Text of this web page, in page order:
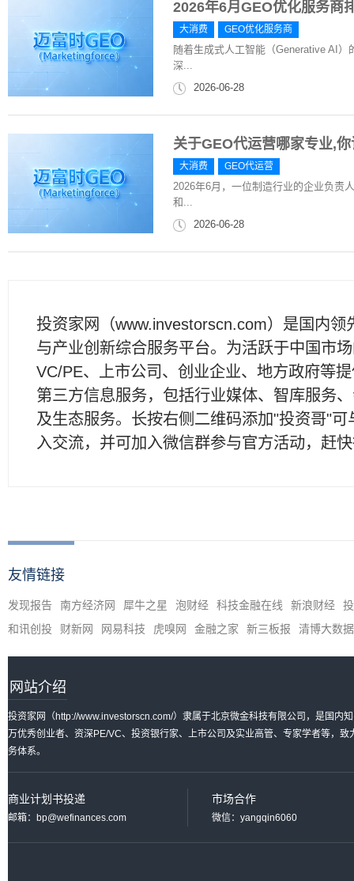
2026年6月GEO优化服务商
大消费 GEO优化服务商
随着生成式人工智能（Generative AI
深...
2026-06-28
关于GEO代运营哪家专业,
大消费 GEO代运营
2026年6月，一位制造行业的企业负责
和...
2026-06-28
投资家网（www.investorscn.com）是国内领
与产业创新综合服务平台。为活跃于中国市
VC/PE、上市公司、创业企业、地方政府等
第三方信息服务，包括行业媒体、智库服务
及生态服务。长按右侧二维码添加"投资哥"可
入交流，并可加入微信群参与官方活动，赶
友情链接
发现报告 南方经济网 犀牛之星 泡财经 科技金融在线 新浪财经
和讯创投
财新网 网易科技 虎嗅网 金融之家 新三板报 清博大数据
网站介绍
投资家网（http://www.investorscn.com/）隶属于北京微金科技有限公司，是国内
万优秀创业者、资深PE/VC、投资银行家、上市公司及实业高管、专家学者等，
务体系。
商业计划书投递
邮箱：bp@wefinances.com
市场合作
微信：yangqin6060